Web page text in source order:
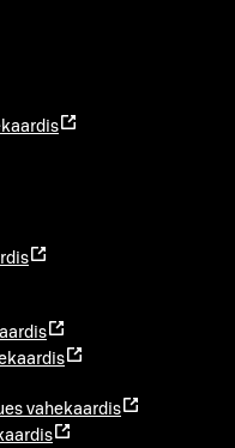
vahekaardis